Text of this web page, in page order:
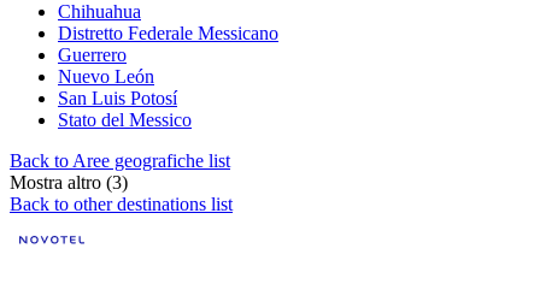
Chihuahua
Distretto Federale Messicano
Guerrero
Nuevo León
San Luis Potosí
Stato del Messico
Back to Aree geografiche list
Mostra altro (3)
Back to other destinations list